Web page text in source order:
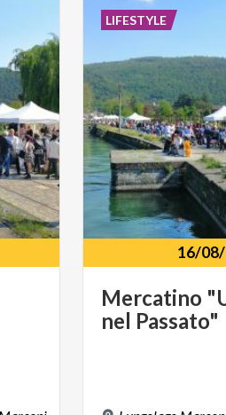
16/
Mercatino
nel Passato"
LIFESTYLE